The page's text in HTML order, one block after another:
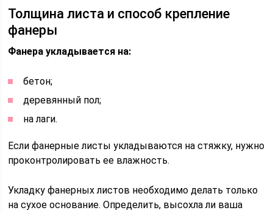
Толщина листа и способ крепление
фанеры
Фанера укладывается на:
бетон;
деревянный пол;
на лаги.
Если фанерные листы укладываются на стяжку, нужно
проконтролировать ее влажность.
Укладку фанерных листов необходимо делать только
на сухое основание. Определить, высохла ли ваша